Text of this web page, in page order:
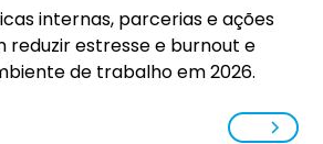
internas, parcerias e ações
reduzir estresse e burnout e
de trabalho em 2026.